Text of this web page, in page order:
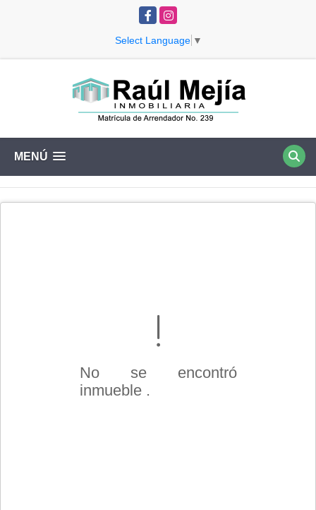
FacebookInstagram
Select Language ▼
MENÚ
No se encontró
inmueble .